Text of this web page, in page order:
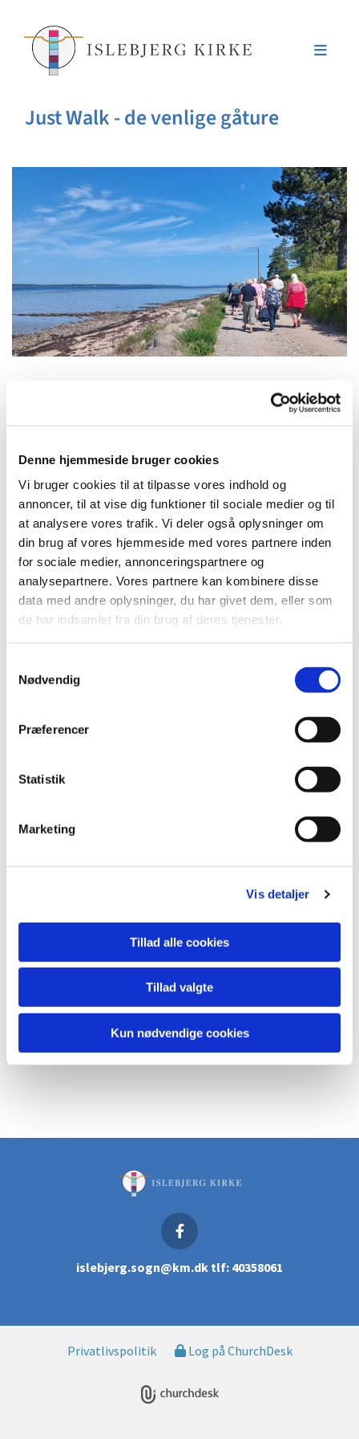
Denne hjemmeside bruger cookies
Vi bruger cookies til at tilpasse vores indhold og
annoncer, til at vise dig funktioner til sociale medier og til
at analysere vores trafik. Vi deler også oplysninger om
din brug af vores hjemmeside med vores partnere inden
for sociale medier, annonceringspartnere og
analysepartnere. Vores partnere kan kombinere disse
data med andre oplysninger, du har givet dem, eller som
de har indsamlet fra din brug af deres tjenester.
Nødvendig
Præferencer
Statistik
Marketing
Vis detaljer
Tillad alle cookies
Tillad valgte
Kun nødvendige cookies
Just Walk - de venlige gåture
Torsdag 10. juni 2027, kl. 16:00 - 17:00
Anna-Marie Lauenstein
Vi går en time i et tempo, hvor alle kan være med.
Vi mødes ved det runde bord/bænkesæt ved kirken, og
efter gåturen hygger vi med en kop varm kaffe eller the.
Du vil måske også kunne lide...
islebjerg.sogn@km.dk tlf: 40358061
Privatlivspolitik Log på ChurchDesk